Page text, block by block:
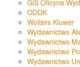
GiS Oficyna
ODDK
Wolters Kluwer
Wydawnictwo
Wydawnictwo
Wydawnictwo
Wydawnictwo